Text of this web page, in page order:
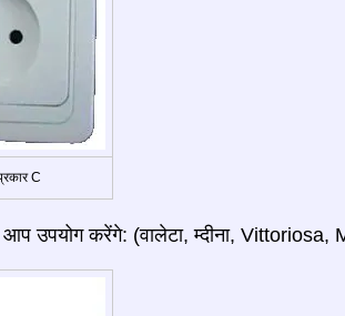
C
आप उपयोग करेंगे: (वालेटा, म्दीना, Vittoriosa,